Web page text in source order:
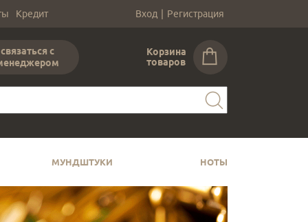
Кредит Вход | Регистрация
связаться с
Корзина
товаров
МУНДШТУКИ НОТЫ